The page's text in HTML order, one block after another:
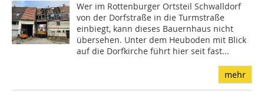
Wer im Rottenburger Ortsteil Schwalldorf
von der Dorfstraße in die Turmstraße
einbiegt, kann dieses Bauernhaus nicht
übersehen. Unter dem Heuboden mit Blick
auf die Dorfkirche führt hier seit fast...
mehr